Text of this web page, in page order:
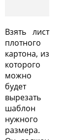
Взять лист
плотного
картона, из
которого
можно
будет
вырезать
шаблон
нужного
размера.